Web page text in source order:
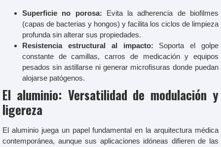
Superficie no porosa: Evita la adherencia de biofilmes
(capas de bacterias y hongos) y facilita los ciclos de limpieza
profunda sin alterar sus propiedades.
Resistencia estructural al impacto: Soporta el golpe
constante de camillas, carros de medicación y equipos
pesados sin astillarse ni generar microfisuras donde puedan
alojarse patógenos.
El aluminio: Versatilidad de modulación y
ligereza
El aluminio juega un papel fundamental en la arquitectura médica
contemporánea, aunque sus aplicaciones idóneas difieren de las